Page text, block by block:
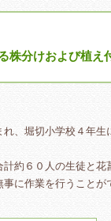
株分けおよび植え
、堀切小学校４年
約６０人の生徒と
に作業を行うこと